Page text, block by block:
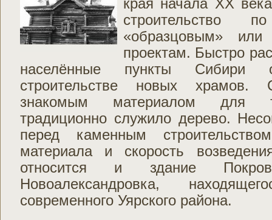
края начала ХХ
строительство
«образцовым»
проектам. Быстро
населённые пункты Сибири
строительстве новых
знакомым материалом для
традиционно служило дерево.
перед каменным
материала и скорость
относится и здание
Новоалександровка,
современного Уярского района.